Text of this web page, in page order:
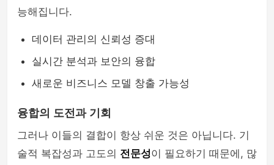
능해집니다.
데이터 관리의 신뢰성 증대
실시간 분석과 보안의 융합
새로운 비즈니스 모델 창출 가능성
융합의 도전과 기회
그러나 이들의 결합이 항상 쉬운 것은 아닙니다. 기
술적 복잡성과 고도의 전문성이 필요하기 때문에, 많